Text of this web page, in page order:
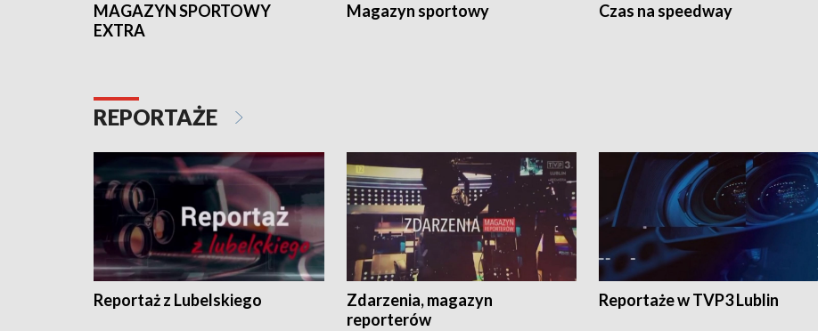
MAGAZYN SPORTOWY
EXTRA
Magazyn sportowy Czas na speedway
REPORTAŻE
Reportaż z Lubelskiego
Zdarzenia, magazyn
reporterów
Reportaże w TVP3 Lublin